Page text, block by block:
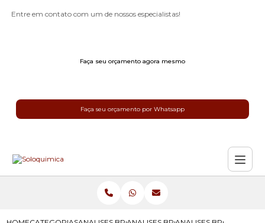
Entre em contato com um de nossos especialistas!
Faça seu orçamento agora mesmo
Faça seu orçamento por Whatsapp